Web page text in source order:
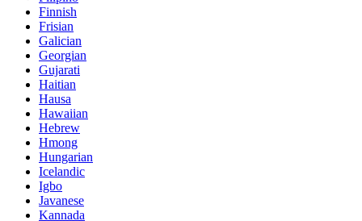
Finnish
Frisian
Galician
Georgian
Gujarati
Haitian
Hausa
Hawaiian
Hebrew
Hmong
Hungarian
Icelandic
Igbo
Javanese
Kannada